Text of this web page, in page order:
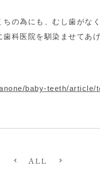
の為にも、むし歯がな
歯科医院を馴染ませてあ
baby-teeth/article/
ALL